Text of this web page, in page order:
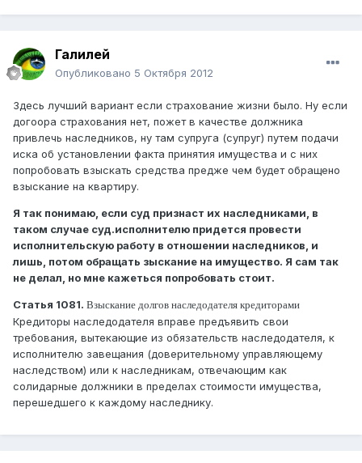
Галилей
Опубликовано 5 Октября 2012
Здесь лучший вариант если страхование жизни было. Ну если
догоора страхования нет, пожет в качестве должника
привлечь наследников, ну там супруга (супруг) путем подачи
иска об установлении факта принятия имущества и с них
попробовать взыскать средства предже чем будет обращено
взыскание на квартиру.
Я так понимаю, если суд признаст их наследниками, в
таком случае суд.исполнителю придется провести
исполнительскую работу в отношении наследников, и
лишь, потом обращать зыскание на имущество. Я сам так
не делал, но мне кажеться попробовать стоит.
Статья 1081. Взыскание долгов наследодателя кредиторами
Кредиторы наследодателя вправе предъявить свои
требования, вытекающие из обязательств наследодателя, к
исполнителю завещания (доверительному управляющему
наследством) или к наследникам, отвечающим как
солидарные должники в пределах стоимости имущества,
перешедшего к каждому наследнику.